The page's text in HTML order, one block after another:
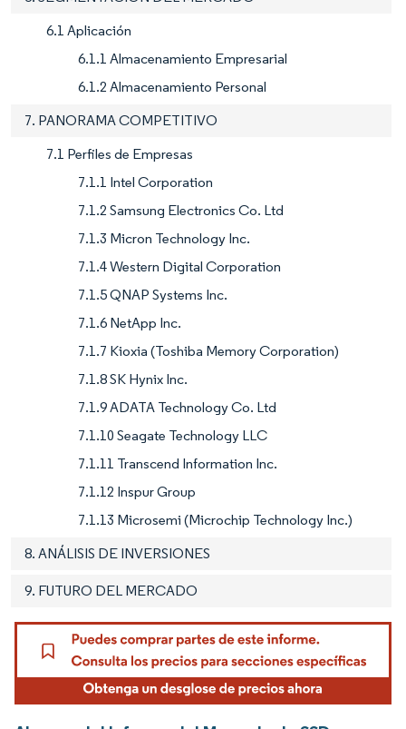
6.1 Aplicación
6.1.1 Almacenamiento Empresarial
6.1.2 Almacenamiento Personal
7. PANORAMA COMPETITIVO
7.1 Perfiles de Empresas
7.1.1 Intel Corporation
7.1.2 Samsung Electronics Co. Ltd
7.1.3 Micron Technology Inc.
7.1.4 Western Digital Corporation
7.1.5 QNAP Systems Inc.
7.1.6 NetApp Inc.
7.1.7 Kioxia (Toshiba Memory Corporation)
7.1.8 SK Hynix Inc.
7.1.9 ADATA Technology Co. Ltd
7.1.10 Seagate Technology LLC
7.1.11 Transcend Information Inc.
7.1.12 Inspur Group
7.1.13 Microsemi (Microchip Technology Inc.)
8. ANÁLISIS DE INVERSIONES
9. FUTURO DEL MERCADO